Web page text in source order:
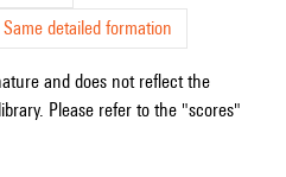
Same detailed formation
and does not reflect the
Please refer to the "scores"